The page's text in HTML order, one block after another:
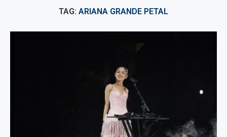
TAG: ARIANA GRANDE PETAL